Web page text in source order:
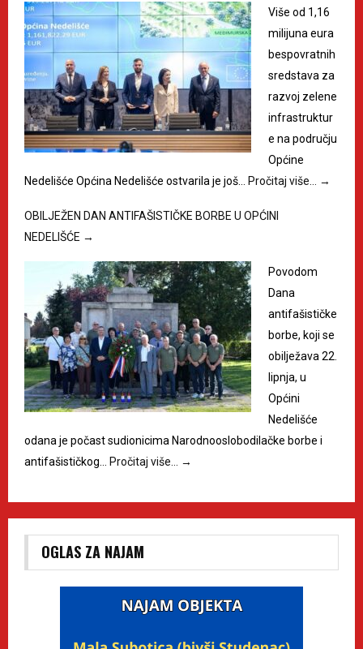
Više od 1,16
milijuna eura
bespovratnih
sredstava za
razvoj zelene
infrastruktur
e na području
Općine
Nedelišće Općina Nedelišće ostvarila je još…
Pročitaj više… →
OBILJEŽEN DAN ANTIFAŠISTIČKE BORBE U OPĆINI
NEDELIŠĆE →
Povodom
Dana
antifašističke
borbe, koji se
obilježava 22.
lipnja, u
Općini
Nedelišće
odana je počast sudionicima Narodnooslobodilačke borbe i
antifašističkog…
Pročitaj više… →
OGLAS ZA NAJAM